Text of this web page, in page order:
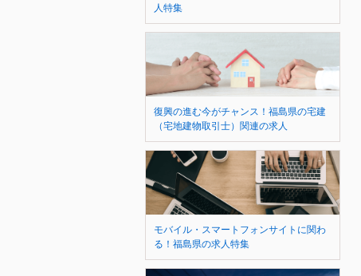
人特集
復興の進む今がチャンス！福島県の宅建
（宅地建物取引士）関連の求人
モバイル・スマートフォンサイトに関わ
る！福島県の求人特集